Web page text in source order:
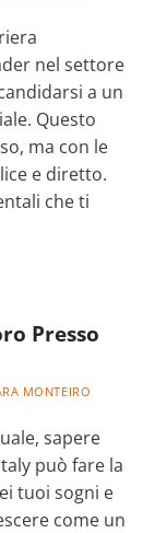
nel settore
a un
Questo
ma con le
e diretto.
che ti
Presso
MONTEIRO
sapere
può fare la
tuoi sogni e
come un